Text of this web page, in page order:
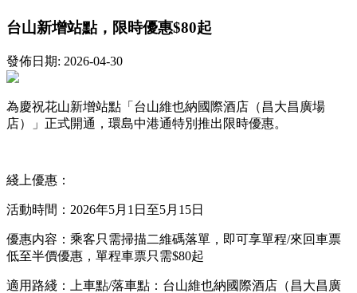
台山新增站點，限時優惠$80起
發佈日期: 2026-04-30
為慶祝花山新增站點「台山維也納國際酒店（昌大昌廣場
店）」正式開通，環島中港通特別推出限時優惠。
綫上優惠：
活動時間：2026年5月1日至5月15日
優惠内容：乘客只需掃描二維碼落單，即可享單程/來回車票
低至半價優惠，單程車票只需$80起
適用路綫：上車點/落車點：台山維也納國際酒店（昌大昌廣